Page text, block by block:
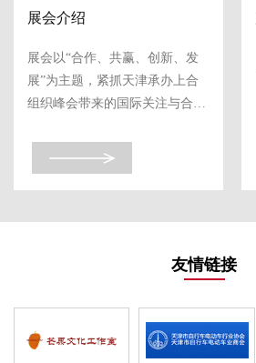
展会介绍
展会以“合作、共赢、创新、发
展”为主题，紧抓天津承办上合
组织峰会带来的国际关注与合作
本届展会将立足行业发展格局与
产业融...
友情链接